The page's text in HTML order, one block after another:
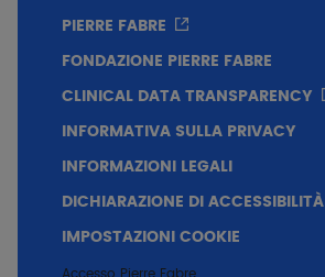
PIERRE FABRE
FONDAZIONE PIERRE FABRE
CLINICAL DATA TRANSPARENCY
INFORMATIVA SULLA PRIVACY
INFORMAZIONI LEGALI
DICHIARAZIONE DI ACCESSIBILITÀ
IMPOSTAZIONI COOKIE
Accesso Pierre Fabre